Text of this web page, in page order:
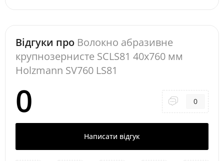
Відгуки про Волокно абразивне
крупнозернисте SCLS81 40x760 мм
Holzmann SV760 LS81
0 0
Написати відгук